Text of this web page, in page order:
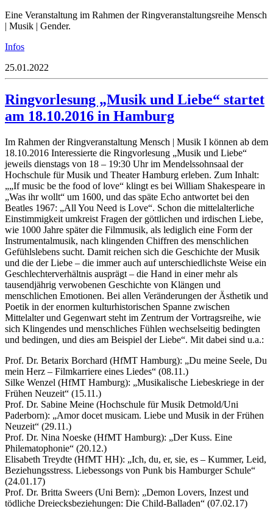
Eine Veranstaltung im Rahmen der Ringveranstaltungsreihe Mensch
| Musik | Gender.
Infos
25.01.2022
Ringvorlesung „Musik und Liebe“ startet
am 18.10.2016 in Hamburg
Im Rahmen der Ringveranstaltung Mensch | Musik I können ab dem
18.10.2016 Interessierte die Ringvorlesung „Musik und Liebe“
jeweils dienstags von 18 – 19:30 Uhr im Mendelssohnsaal der
Hochschule für Musik und Theater Hamburg erleben. Zum Inhalt:
„„If music be the food of love“ klingt es bei William Shakespeare in
„Was ihr wollt“ um 1600, und das späte Echo antwortet bei den
Beatles 1967: „All You Need is Love“. Schon die mittelalterliche
Einstimmigkeit umkreist Fragen der göttlichen und irdischen Liebe,
wie 1000 Jahre später die Filmmusik, als lediglich eine Form der
Instrumentalmusik, nach klingenden Chiffren des menschlichen
Gefühlslebens sucht. Damit reichen sich die Geschichte der Musik
und die der Liebe – die immer auch auf unterschiedlichste Weise ein
Geschlechterverhältnis ausprägt – die Hand in einer mehr als
tausendjährig verwobenen Geschichte von Klängen und
menschlichen Emotionen. Bei allen Veränderungen der Ästhetik und
Poetik in der enormen kulturhistorischen Spanne zwischen
Mittelalter und Gegenwart steht im Zentrum der Vortragsreihe, wie
sich Klingendes und menschliches Fühlen wechselseitig bedingten
und bedingen, und dies am Beispiel der Liebe“. Mit dabei sind u.a.:
Prof. Dr. Betarix Borchard (HfMT Hamburg): „Du meine Seele, Du
mein Herz – Filmkarriere eines Liedes“ (08.11.)
Silke Wenzel (HfMT Hamburg): „Musikalische Liebeskriege in der
Frühen Neuzeit“ (15.11.)
Prof. Dr. Sabine Meine (Hochschule für Musik Detmold/Uni
Paderborn): „Amor docet musicam. Liebe und Musik in der Frühen
Neuzeit“ (29.11.)
Prof. Dr. Nina Noeske (HfMT Hamburg): „Der Kuss. Eine
Philematophonie“ (20.12.)
Elisabeth Treydte (HfMT HH): „Ich, du, er, sie, es – Kummer, Leid,
Beziehungsstress. Liebessongs von Punk bis Hamburger Schule“
(24.01.17)
Prof. Dr. Britta Sweers (Uni Bern): „Demon Lovers, Inzest und
tödliche Dreiecksbeziehungen: Die Child-Balladen“ (07.02.17)